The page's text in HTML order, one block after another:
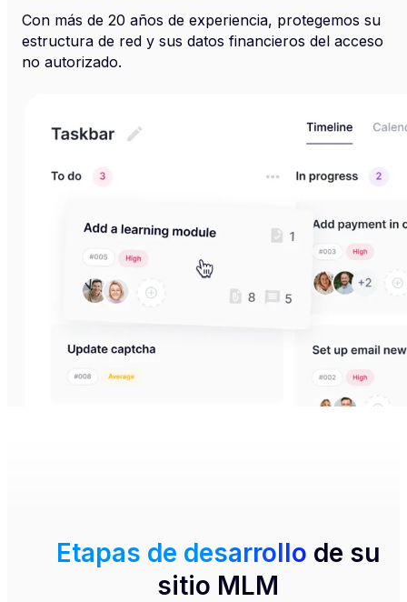
Con más de 20 años de experiencia, protegemos su
estructura de red y sus datos financieros del acceso
no autorizado.
Etapas de desarrollo de su
sitio MLM